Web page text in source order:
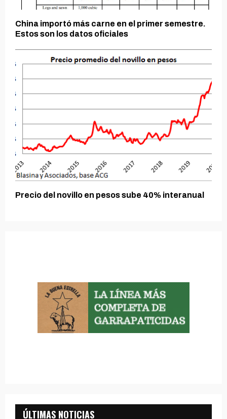
China importó más carne en el primer semestre.
Estos son los datos oficiales
Precio del novillo en pesos sube 40% interanual
ÚLTIMAS NOTICIAS